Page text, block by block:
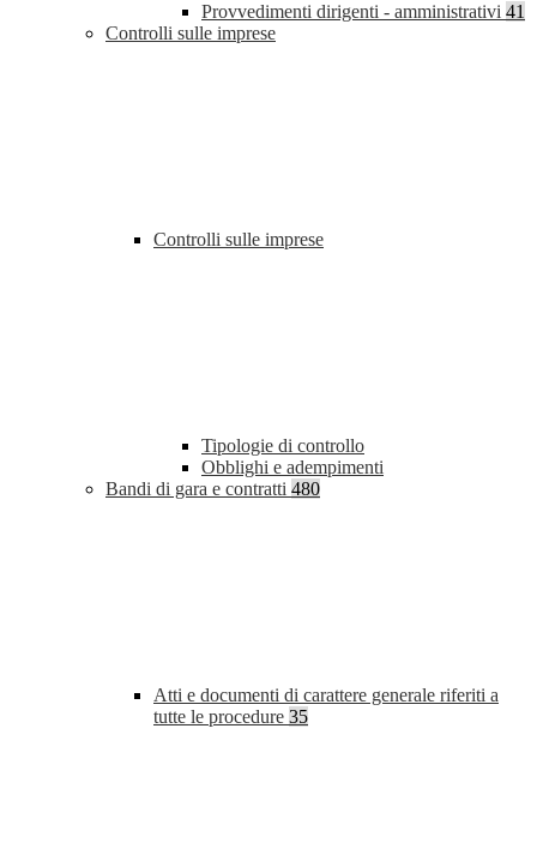
Provvedimenti dirigenti - amministrativi 41
Controlli sulle imprese
Controlli sulle imprese
Tipologie di controllo
Obblighi e adempimenti
Bandi di gara e contratti 480
Atti e documenti di carattere generale riferiti a
tutte le procedure 35